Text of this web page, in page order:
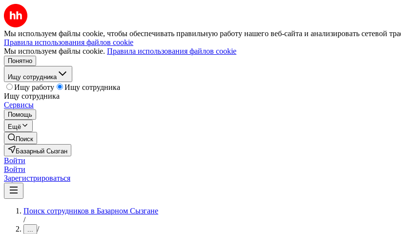
Мы используем файлы cookie, чтобы обеспечивать правильную работу нашего веб-сайта и анализировать сетевой
Правила использования файлов cookie
Мы используем файлы cookie. Правила использования файлов cookie
Понятно
Ищу сотрудника
Ищу работу
Ищу сотрудника
Ищу сотрудника
Сервисы
Помощь
Ещё
Поиск
Базарный Сызган
Войти
Войти
Зарегистрироваться
Поиск сотрудников в Базарном Сызгане
/
... /